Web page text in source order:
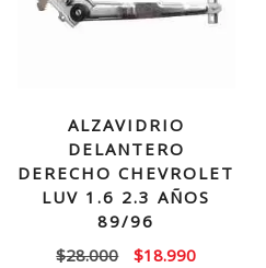
ALZAVIDRIO
DELANTERO
DERECHO CHEVROLET
LUV 1.6 2.3 AÑOS
89/96
$28.000
El
$18.990El